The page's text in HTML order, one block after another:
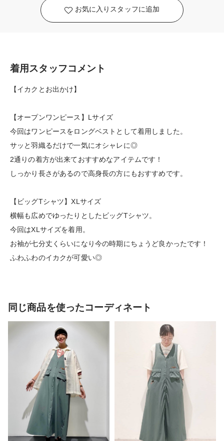
お気に入りスタッフに追加
着用スタッフコメント
【イカクとお出かけ】
【オープンワンピース】Lサイズ
今回はワンピースをロングベストとして着用しました。
サッと羽織るだけで一気にオシャレに◎
2通りの着方が出来ておすすめなアイテムです！
しっかり長さがあるので高身長の方にもおすすめです。
【ビッグTシャツ】XLサイズ
横幅も広めでゆったりとしたビッグTシャツ。
今回はXLサイズを着用。
お袖が七分丈くらいになり今の時期にちょうど良かったです！
ふわふわのイカクが可愛い◎
同じ商品を使ったコーディネート